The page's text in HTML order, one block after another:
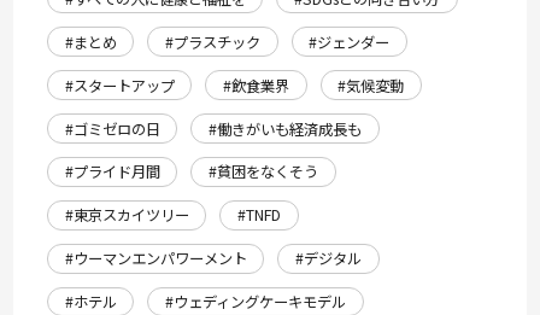
#まとめ
#プラスチック
#ジェンダー
#スタートアップ
#飲食業界
#気候変動
#ゴミゼロの日
#働きがいも経済成長も
#プライド月間
#貧困をなくそう
#東京スカイツリー
#TNFD
#ウーマンエンパワーメント
#デジタル
#ホテル
#ウェディングケーキモデル